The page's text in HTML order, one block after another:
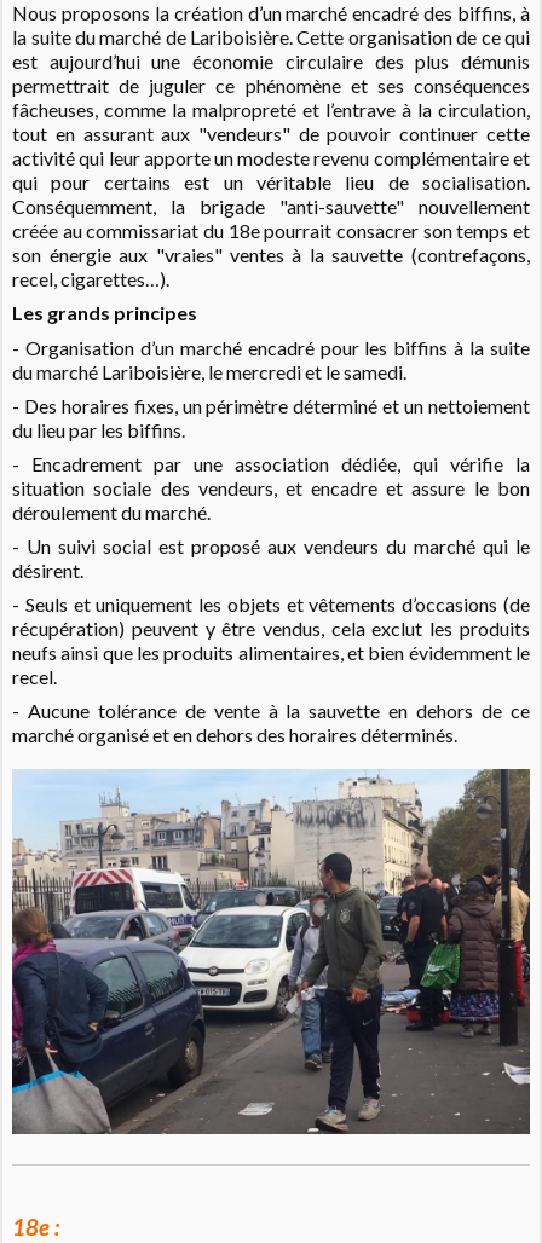
Nous proposons la création d’un marché encadré des biffins, à
la suite du marché de Lariboisière. Cette organisation de ce qui
est aujourd’hui une économie circulaire des plus démunis
permettrait de juguler ce phénomène et ses conséquences
fâcheuses, comme la malpropreté et l’entrave à la circulation,
tout en assurant aux "vendeurs" de pouvoir continuer cette
activité qui leur apporte un modeste revenu complémentaire et
qui pour certains est un véritable lieu de socialisation.
Conséquemment, la brigade "anti-sauvette" nouvellement
créée au commissariat du 18e pourrait consacrer son temps et
son énergie aux "vraies" ventes à la sauvette (contrefaçons,
recel, cigarettes…).
Les grands principes
- Organisation d’un marché encadré pour les biffins à la suite
du marché Lariboisière, le mercredi et le samedi.
- Des horaires fixes, un périmètre déterminé et un nettoiement
du lieu par les biffins.
- Encadrement par une association dédiée, qui vérifie la
situation sociale des vendeurs, et encadre et assure le bon
déroulement du marché.
- Un suivi social est proposé aux vendeurs du marché qui le
désirent.
- Seuls et uniquement les objets et vêtements d’occasions (de
récupération) peuvent y être vendus, cela exclut les produits
neufs ainsi que les produits alimentaires, et bien évidemment le
recel.
- Aucune tolérance de vente à la sauvette en dehors de ce
marché organisé et en dehors des horaires déterminés.
18e :